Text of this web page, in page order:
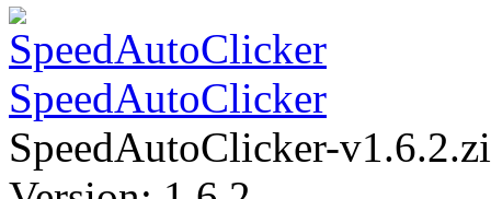
SpeedAutoClicker
SpeedAutoClicker-